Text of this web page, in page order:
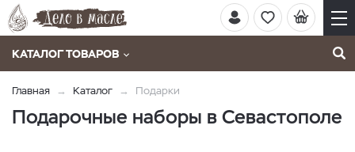
КАТАЛОГ ТОВАРОВ
Главная Каталог Подарки
Подарочные наборы в Севастополе